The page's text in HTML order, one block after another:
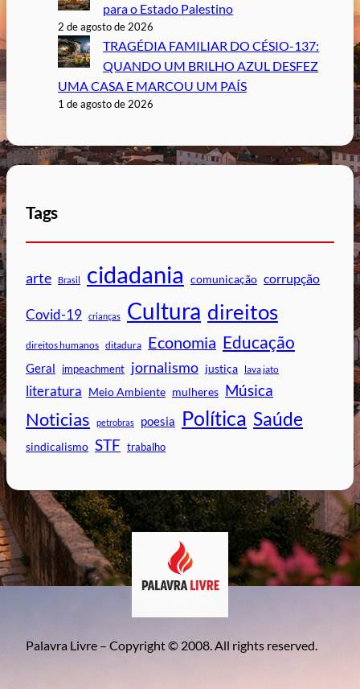
para o Estado Palestino
2 de agosto de 2026
TRAGÉDIA FAMILIAR DO CÉSIO-137:
QUANDO UM BRILHO AZUL DESFEZ
UMA CASA E MARCOU UM PAÍS
1 de agosto de 2026
Tags
arte Brasil cidadania comunicação corrupção
Covid-19 crianças Cultura direitos
direitos humanos ditadura Economia Educação
Geral impeachment jornalismo justiça lava jato
literatura Meio Ambiente mulheres Música
Noticias petrobras poesia Política Saúde
sindicalismo STF trabalho
Palavra Livre – Copyright © 2008. All rights reserved.